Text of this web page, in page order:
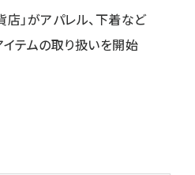
店」がアパレル、下着など
イテムの取り扱いを開始